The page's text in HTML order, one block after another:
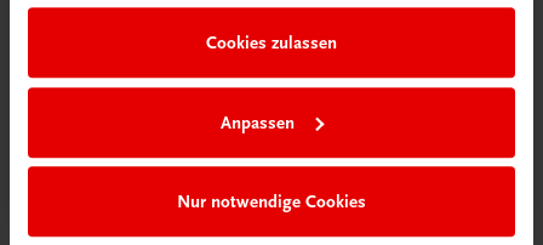
Cookies zulassen
Anpassen
Nur notwendige Cookies